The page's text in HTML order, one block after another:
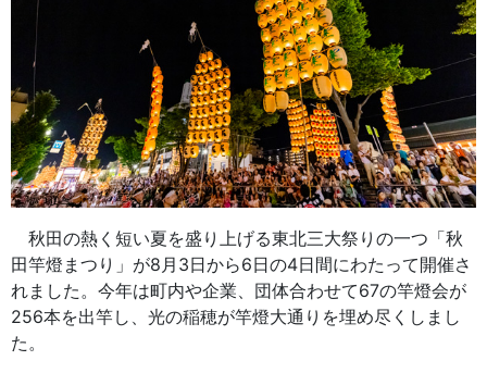
秋田の熱く短い夏を盛り上げる東北三大祭りの一つ「秋
田竿燈まつり」が8月3日から6日の4日間にわたって開催さ
れました。今年は町内や企業、団体合わせて67の竿燈会が
256本を出竿し、光の稲穂が竿燈大通りを埋め尽くしまし
た。